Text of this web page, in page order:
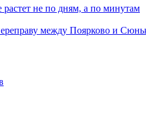
растет не по дням, а по минутам
между Поярково и